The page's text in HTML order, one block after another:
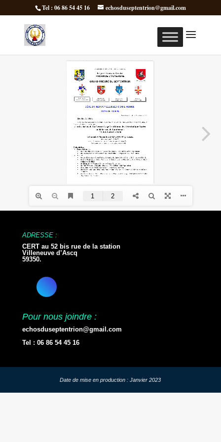
Tel : 06 86 54 45 16 echosduseptentrion@gmail.com
ADRESSE :
CERT au 52 bis rue de la station
Villeneuve d’Ascq
59350.
Pour nous joindre :
echosduseptentrion@gmail.com
Tel : 06 86 54 45 16
Date de mise en production : Janvier 2023